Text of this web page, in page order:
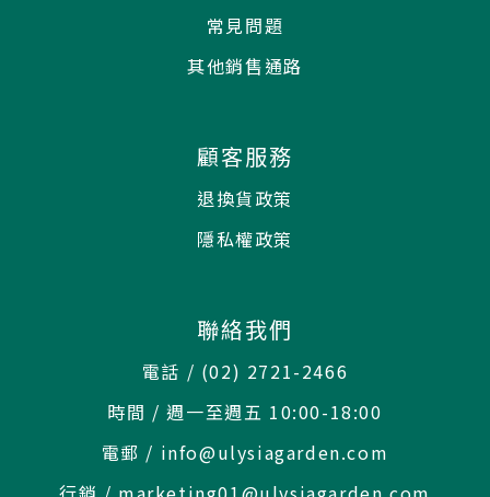
常見問題
其他銷售通路
顧客服務
退換貨政策
隱私權政策
聯絡我們
電話 / (02) 2721-2466
時間 / 週一至週五 10:00-18:00
電郵 / info@ulysiagarden.com